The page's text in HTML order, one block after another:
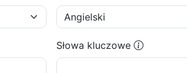
Słowa kluczowe